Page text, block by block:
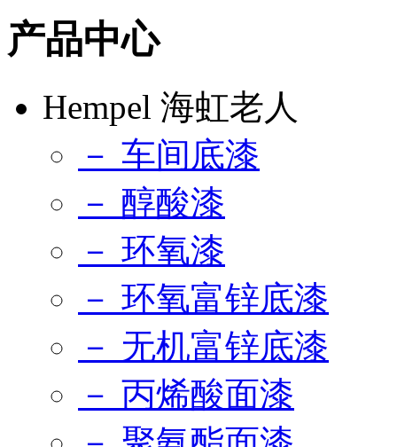
产品中心
Hempel 海虹老人
－ 车间底漆
－ 醇酸漆
－ 环氧漆
－ 环氧富锌底漆
－ 无机富锌底漆
－ 丙烯酸面漆